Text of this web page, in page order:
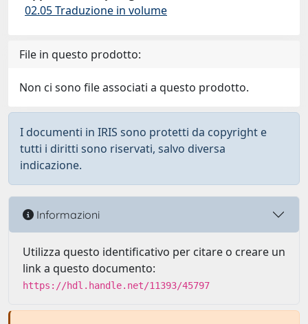
02.05 Traduzione in volume
File in questo prodotto:
Non ci sono file associati a questo prodotto.
I documenti in IRIS sono protetti da copyright e
tutti i diritti sono riservati, salvo diversa
indicazione.
Informazioni
Utilizza questo identificativo per citare o creare un
link a questo documento:
https://hdl.handle.net/11393/45797